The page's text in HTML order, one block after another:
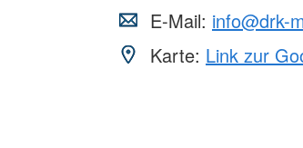
E-Mail: info@drk-
Karte: Link zur